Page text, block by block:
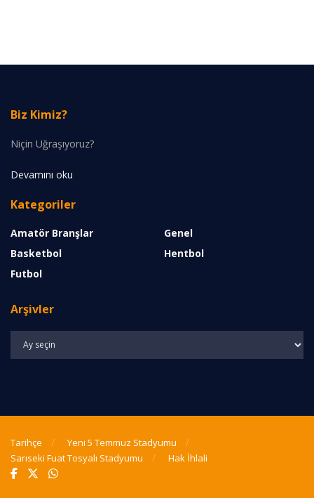
Biz Kimiz?
Niçin Uğraşıyoruz?
Devamını oku
Kategoriler
Amatör Branşlar
Basketbol
Futbol
Genel
Hentbol
Arşivler
Tarihçe
Yeni 5 Temmuz Stadyumu
Sarıseki Fuat Tosyalı Stadyumu
Hak İhlali